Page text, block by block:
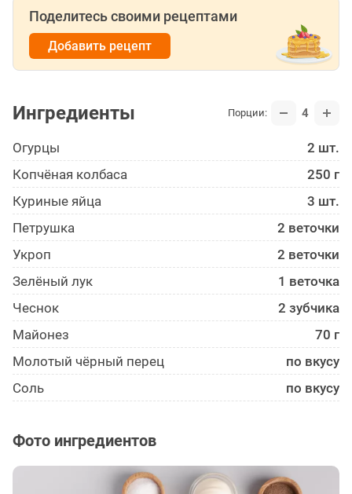
Поделитесь своими рецептами
Добавить рецепт
Ингредиенты Порции: 4
Огурцы
2 шт.
Копчёная колбаса
250 г
Куриные яйца
3 шт.
Петрушка
2 веточки
Укроп
2 веточки
Зелёный лук
1 веточка
Чеснок
2 зубчика
Майонез
70 г
Молотый чёрный перец
по вкусу
Соль
по вкусу
Фото ингредиентов